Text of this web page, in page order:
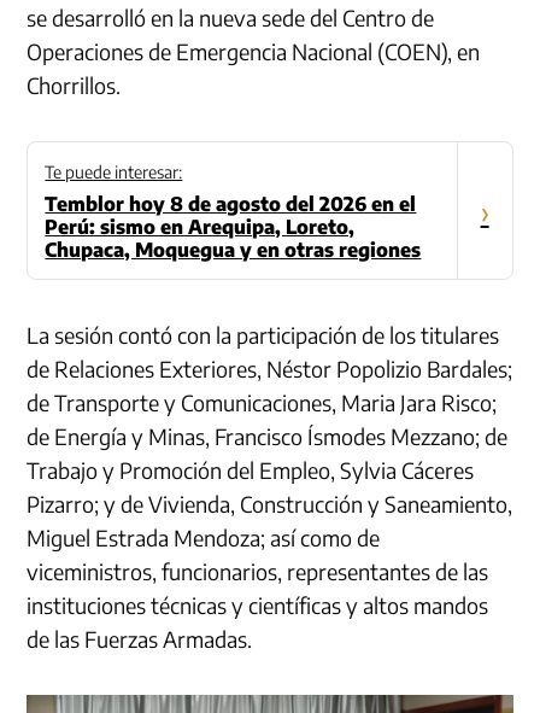
se desarrolló en la nueva sede del Centro de
Operaciones de Emergencia Nacional (COEN), en
Chorrillos.
Te puede interesar:
Temblor hoy 8 de agosto del 2026 en el
Perú: sismo en Arequipa, Loreto,
Chupaca, Moquegua y en otras regiones
›
La sesión contó con la participación de los titulares
de Relaciones Exteriores, Néstor Popolizio Bardales;
de Transporte y Comunicaciones, Maria Jara Risco;
de Energía y Minas, Francisco Ísmodes Mezzano; de
Trabajo y Promoción del Empleo, Sylvia Cáceres
Pizarro; y de Vivienda, Construcción y Saneamiento,
Miguel Estrada Mendoza; así como de
viceministros, funcionarios, representantes de las
instituciones técnicas y científicas y altos mandos
de las Fuerzas Armadas.